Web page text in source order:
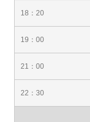
18：20
19：00
21：00
22：30